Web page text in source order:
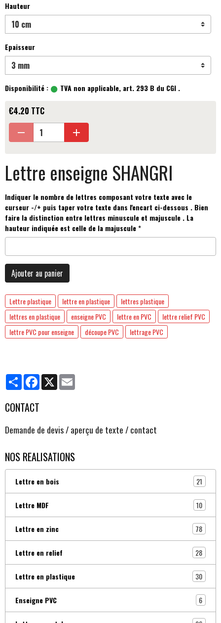
Hauteur
Epaisseur
Disponibilité : TVA non applicable, art. 293 B du CGI .
€4.20 TTC
Lettre enseigne SHANGRI
Indiquer le nombre de lettres composant votre texte avec le
curseur -/+ puis taper votre texte dans l'encart ci-dessous . Bien
faire la distinction entre lettres minuscule et majuscule . La
hauteur indiquée est celle de la majuscule
Ajouter au panier
Lettre plastique lettre en plastique
lettres plastique
lettres en plastique
enseigne PVC lettre en PVC
lettre relief PVC
lettre PVC pour enseigne
découpe PVC lettrage PVC
PartagerFacebook
X
CONTACT
Demande de devis / aperçu de texte / contact
NOS REALISATIONS
Lettre en bois 21
Lettre MDF 10
Lettre en zinc 78
Lettre en relief 28
Lettre en plastique 30
Enseigne PVC 6